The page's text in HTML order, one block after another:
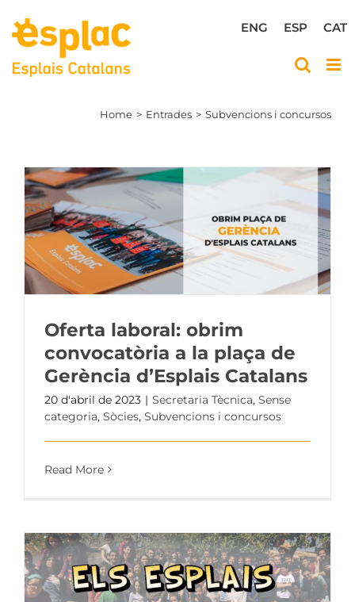
content
CAT
ESP
ENG
Home Entrades Subvencions i concursos
Oferta laboral: obrim
convocatòria a la plaça de
Gerència d’Esplais Catalans
20 d'abril de 2023 | Secretaria Tècnica, Sense
categoria, Sòcies, Subvencions i concursos
Read More